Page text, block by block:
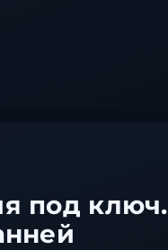
под ключ.